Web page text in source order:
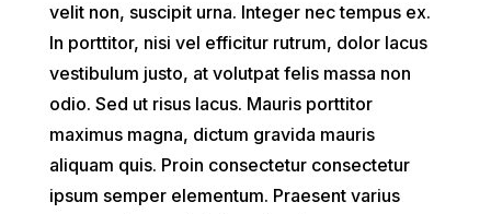
velit non, suscipit urna. Integer nec tempus ex.
In porttitor, nisi vel efficitur rutrum, dolor lacus
vestibulum justo, at volutpat felis massa non
odio. Sed ut risus lacus. Mauris porttitor
maximus magna, dictum gravida mauris
aliquam quis. Proin consectetur consectetur
ipsum semper elementum. Praesent varius